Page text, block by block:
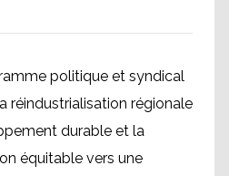
politique et syndical
réindustrialisation régionale
durable et la
équitable vers une